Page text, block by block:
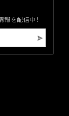
報を配信中！